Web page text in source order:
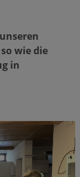
wie die
in